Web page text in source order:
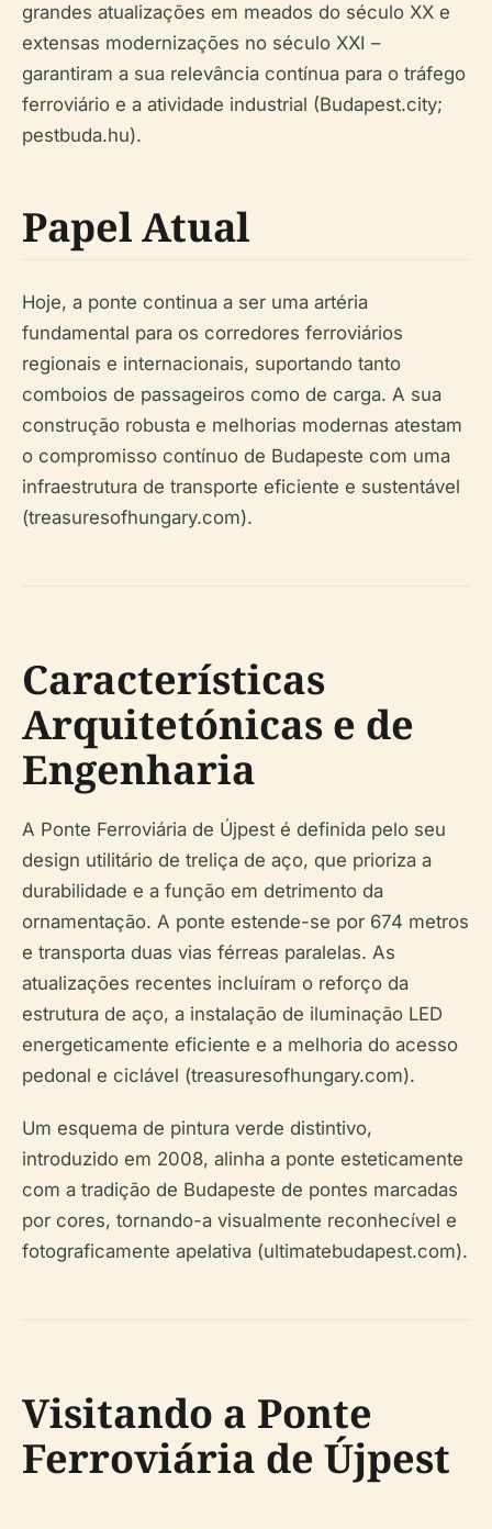
grandes atualizações em meados do século XX e
extensas modernizações no século XXI –
garantiram a sua relevância contínua para o tráfego
ferroviário e a atividade industrial (Budapest.city;
pestbuda.hu).
Papel Atual
Hoje, a ponte continua a ser uma artéria
fundamental para os corredores ferroviários
regionais e internacionais, suportando tanto
comboios de passageiros como de carga. A sua
construção robusta e melhorias modernas atestam
o compromisso contínuo de Budapeste com uma
infraestrutura de transporte eficiente e sustentável
(treasuresofhungary.com).
Características
Arquitetónicas e de
Engenharia
A Ponte Ferroviária de Újpest é definida pelo seu
design utilitário de treliça de aço, que prioriza a
durabilidade e a função em detrimento da
ornamentação. A ponte estende-se por 674 metros
e transporta duas vias férreas paralelas. As
atualizações recentes incluíram o reforço da
estrutura de aço, a instalação de iluminação LED
energeticamente eficiente e a melhoria do acesso
pedonal e ciclável (treasuresofhungary.com).
Um esquema de pintura verde distintivo,
introduzido em 2008, alinha a ponte esteticamente
com a tradição de Budapeste de pontes marcadas
por cores, tornando-a visualmente reconhecível e
fotograficamente apelativa (ultimatebudapest.com).
Visitando a Ponte
Ferroviária de Újpest